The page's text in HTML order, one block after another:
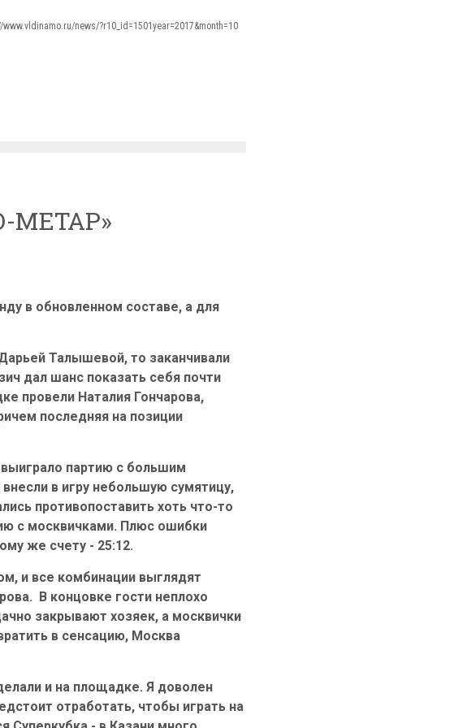
www.vldinamo.ru/news/?r10_id=1501year=2017&month=10
МЕТАР»
в обновленном составе, а для
Талышевой, то заканчивали
дал шанс показать себя почти
провели Наталия Гончарова,
последняя на позиции
выиграло партию с большим
в игру небольшую сумятицу,
противопоставить хоть что-то
с москвичками. Плюс ошибки
же счету - 25:12.
и все комбинации выглядят
В концовке гости неплохо
закрывают хозяек, а москвички
в сенсацию, Москва
и на площадке. Я доволен
отработать, чтобы играть на